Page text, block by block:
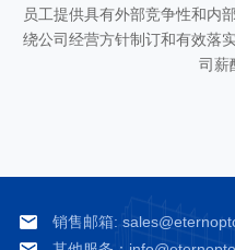
员工提供具有外部竞争性和内
绕公司经营方针制订和有效落
司薪
销售邮箱: